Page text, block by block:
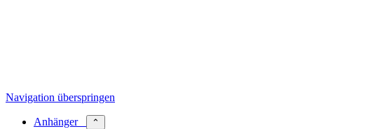
Navigation überspringen
Anhänger ⌃